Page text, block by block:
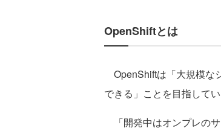
OpenShiftとは
OpenShiftは「大規模な
できる」ことを目指してい
「開発中はオンプレの